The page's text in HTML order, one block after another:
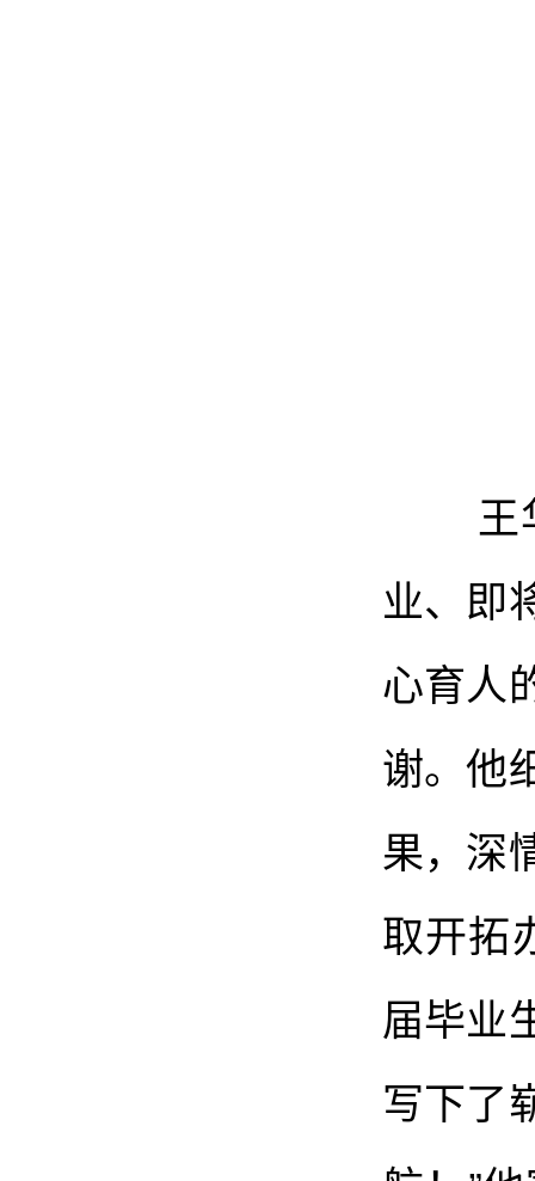
王华
业、即
心育人
谢。他
果，深
取开拓
届毕业
写下了